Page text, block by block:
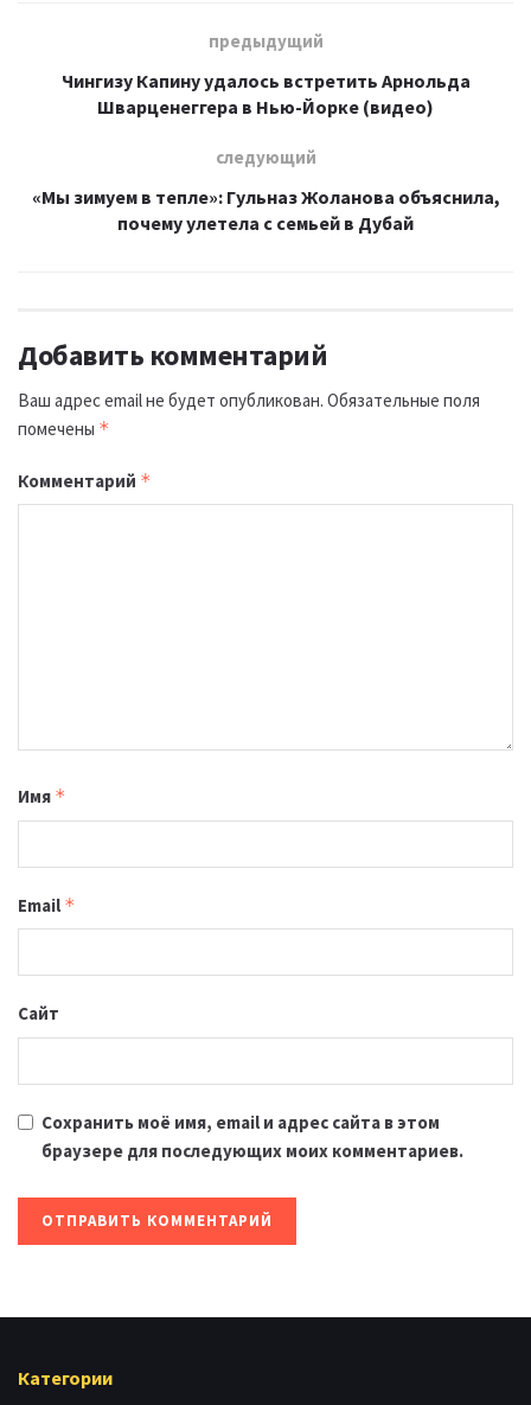
предыдущий
Чингизу Капину удалось встретить Арнольда
Шварценеггера в Нью-Йорке (видео)
следующий
«Мы зимуем в тепле»: Гульназ Жоланова объяснила,
почему улетела с семьей в Дубай
Добавить комментарий
Ваш адрес email не будет опубликован. Обязательные поля
помечены *
Комментарий *
Имя *
Email *
Сайт
Сохранить моё имя, email и адрес сайта в этом
браузере для последующих моих комментариев.
Категории